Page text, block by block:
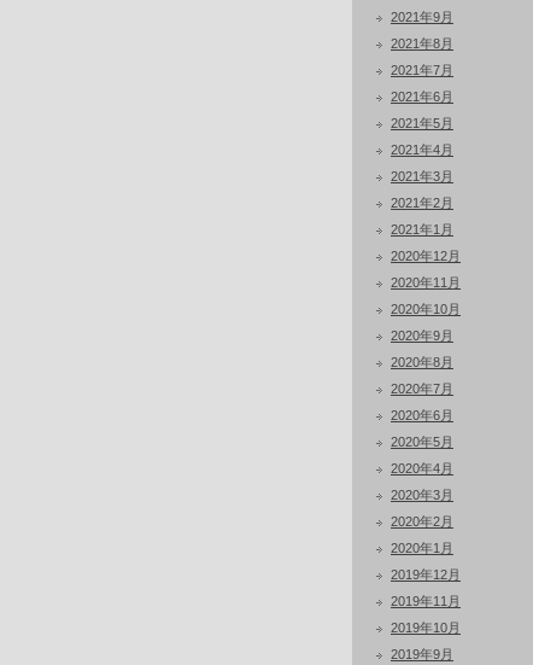
2021年9月
2021年8月
2021年7月
2021年6月
2021年5月
2021年4月
2021年3月
2021年2月
2021年1月
2020年12月
2020年11月
2020年10月
2020年9月
2020年8月
2020年7月
2020年6月
2020年5月
2020年4月
2020年3月
2020年2月
2020年1月
2019年12月
2019年11月
2019年10月
2019年9月